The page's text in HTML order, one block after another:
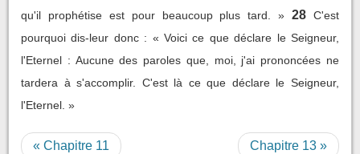
qu'il prophétise est pour beaucoup plus tard. » 28 C'est
pourquoi dis-leur donc : « Voici ce que déclare le Seigneur,
l'Eternel : Aucune des paroles que, moi, j'ai prononcées ne
tardera à s'accomplir. C'est là ce que déclare le Seigneur,
l'Eternel. »
« Chapitre 11 Chapitre 13 »